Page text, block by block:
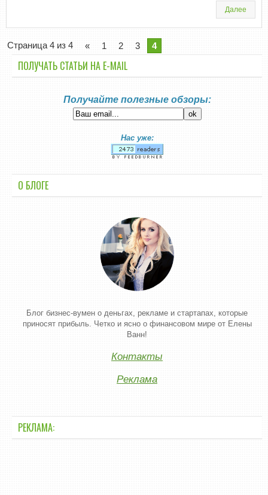
Далее
Страница 4 из 4 « 1 2 3 4
ПОЛУЧАТЬ СТАТЬИ НА E-MАIL
Получайте полезные обзоры:
Нас уже:
О БЛОГЕ
Блог бизнес-вумен о деньгах, рекламе и стартапах, которые
приносят прибыль. Четко и ясно о финансовом мире от Елены
Ванн!
Контакты
Реклама
РЕКЛАМА: